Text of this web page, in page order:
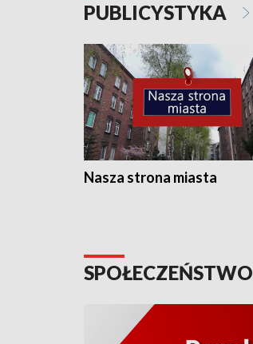
PUBLICYSTYKA
Nasza strona miasta
SPOŁECZEŃSTWO